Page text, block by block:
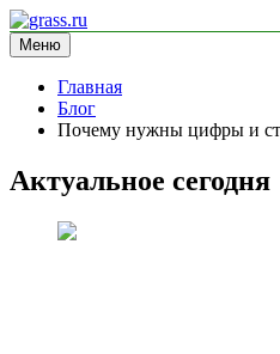
Перейти
к
содержимому
grass.ru
блог про экологию
Меню
Главная
Блог
Почему нужны цифры и
Актуальное сегодня